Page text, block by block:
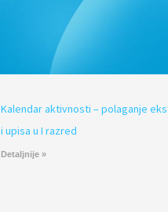
Kalendar aktivnosti – polaganje
i upisa u I razred
Detaljnije »